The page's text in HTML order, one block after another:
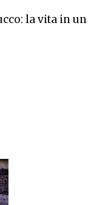
la vita in un